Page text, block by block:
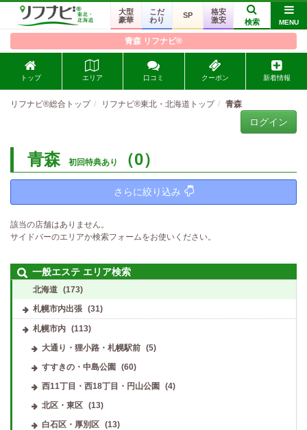
大型
豪華
こだ
わり
SP
格安
激安
検索 MENU
青森 リフナビ®
トップ エリア 口コミ クーポン 新着情報
リフナビ®総合トップ リフナビ®東北・北海道トップ 青森
ログイン
青森 初回特典あり （0）
さらに絞り込み
該当の店舗はありません。
サイドバーのエリアか検索フォームをお使いください。
一般エステ エリア検索
北海道 (173)
札幌市内出張 (31)
札幌市内 (113)
大通り・狸小路・札幌駅前
(5)
すすきの・中島公園
(60)
西11丁目・西18丁目・円山公園
(4)
北区・東区
(13)
白石区・厚別区
(13)